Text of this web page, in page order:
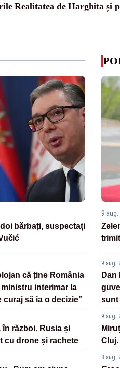
Realitatea de Harghita și
bărbați, suspectați
că ține România
interimar la
curaj să ia o decizie”
în război. Rusia și
cu drone și rachete
9
9 aug.
Dan
sunt
9 aug.
8 aug.